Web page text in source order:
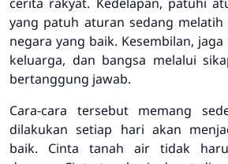
cerita rakyat. Kedelapan, patuhi
yang patuh aturan sedang
negara yang baik. Kesembilan,
keluarga, dan bangsa melalui
bertanggung jawab.
Cara-cara tersebut memang
dilakukan setiap hari akan
baik. Cinta tanah air tidak